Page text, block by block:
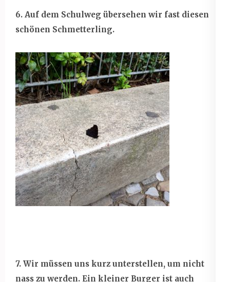
6. Auf dem Schulweg übersehen wir fast diesen
schönen Schmetterling.
7. Wir müssen uns kurz unterstellen, um nicht
nass zu werden. Ein kleiner Burger ist auch